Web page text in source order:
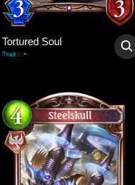
Tortured Soul
Trait : -